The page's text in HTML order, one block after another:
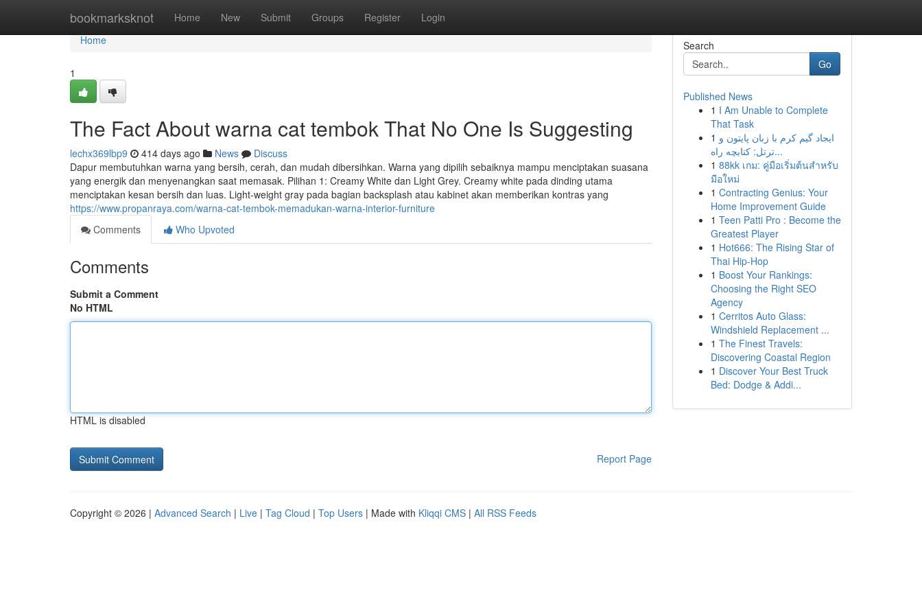
bookmarksknot Home New Submit Groups Register Login
Home
Home
1
The Fact About warna cat tembok That No One Is Suggesting
lechx369lbp9 414 days ago News
Discuss
Dapur membutuhkan warna yang bersih, cerah, dan mudah dibersihkan. Warna yang dipilih sebaiknya mampu menciptakan suasana
yang energik dan menyenangkan saat memasak. Pilihan 1: Creamy White dan Light Grey. Creamy white pada dinding utama
menciptakan kesan bersih dan luas. Light-weight gray pada bagian backsplash atau kabinet akan memberikan kontras yang
https://www.propanraya.com/warna-cat-tembok-memadukan-warna-interior-furniture
Comments
Who Upvoted
Comments
Submit a Comment
No HTML
HTML is disabled
Report Page
Search
Go
Published News
1 I Am Unable to Complete
That Task
1 ایجاد گیم کرم با زبان پایتون و
ترتل: کتابچه راه...
1 88kk เกม: คู่มือเริ่มต้นสำหรับ
มือใหม่
1 Contracting Genius: Your
Home Improvement Guide
1 Teen Patti Pro : Become the
Greatest Player
1 Hot666: The Rising Star of
Thai Hip-Hop
1 Boost Your Rankings:
Choosing the Right SEO
Agency
1 Cerritos Auto Glass:
Windshield Replacement ...
1 The Finest Travels:
Discovering Coastal Region
1 Discover Your Best Truck
Bed: Dodge & Addi...
Copyright © 2026 | Advanced Search | Live | Tag Cloud | Top Users | Made with Kliqqi CMS | All RSS Feeds